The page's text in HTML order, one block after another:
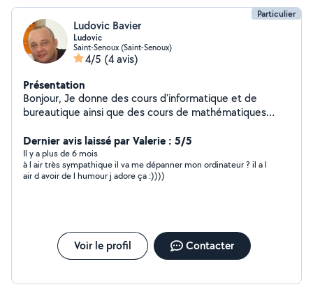
Particulier
Ludovic Bavier
Ludovic
Saint-Senoux (Saint-Senoux)
4/5 (4 avis)
Présentation
Bonjour, Je donne des cours d'informatique et de
bureautique ainsi que des cours de mathématiques
téléphonie également (suivant le problème).
Dernier avis laissé par Valerie : 5/5
Il y a plus de 6 mois
à l air très sympathique il va me dépanner mon ordinateur ? il a l
air d avoir de l humour j adore ça :))))
Voir le profil Contacter